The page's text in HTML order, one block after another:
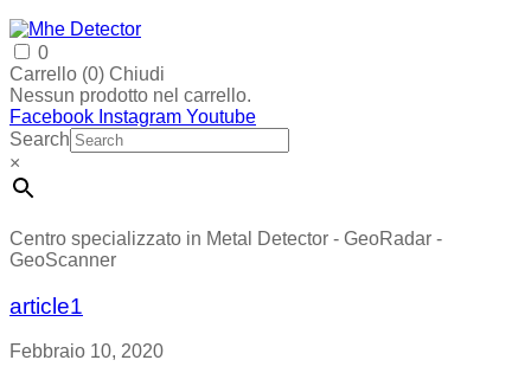
0
Carrello (0) Chiudi
Nessun prodotto nel carrello.
Facebook Instagram Youtube
Search
×
Centro specializzato in Metal Detector - GeoRadar -
GeoScanner
article1
Febbraio 10, 2020